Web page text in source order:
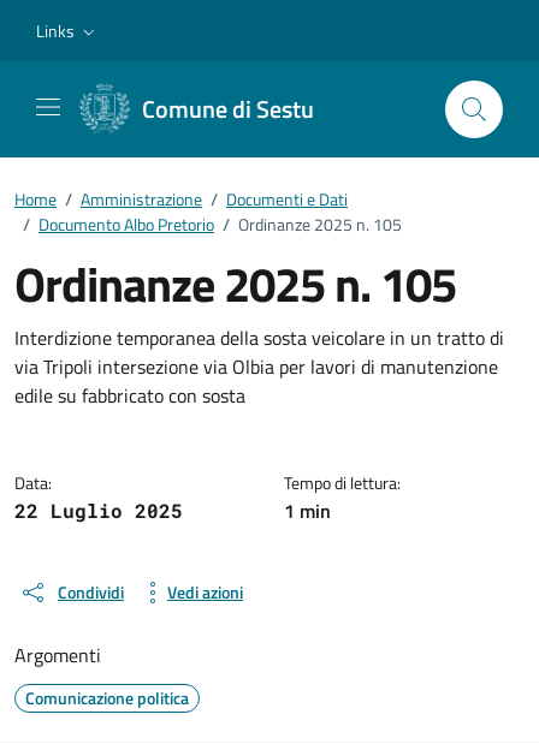
Links
Comune di Sestu
Home / Amministrazione / Documenti e Dati
/ Documento Albo Pretorio / Ordinanze 2025 n. 105
Ordinanze 2025 n. 105
Dettagli del documento
Interdizione temporanea della sosta veicolare in un tratto di
via Tripoli intersezione via Olbia per lavori di manutenzione
edile su fabbricato con sosta
Data:
22 Luglio 2025
Tempo di lettura:
1 min
Condividi Vedi azioni
Argomenti
Comunicazione politica